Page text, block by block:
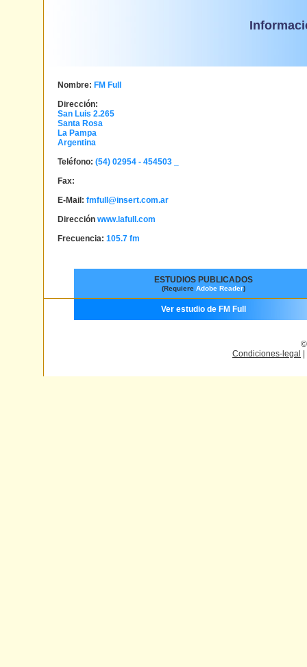
Nombre: FM Full
Dirección:
San Luis 2.265
Santa Rosa
La Pampa
Argentina
Teléfono: (54) 02954 - 454503 _
Fax:
E-Mail: fmfull@insert.com.ar
Dirección www.lafull.com
Frecuencia: 105.7 fm
ESTUDIOS PUBLICADOS
(Requiere Adobe Reader)
Ver estudio de FM Full
©
Condiciones-legal